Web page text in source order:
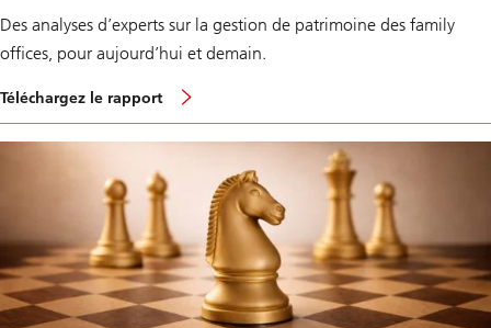
t
2
0
Des analyses d’experts sur la gestion de patrimoine des family
offices, pour aujourd’hui et demain.
Téléchargez le rapport
r
g
b
a
l
f
a
m
i
l